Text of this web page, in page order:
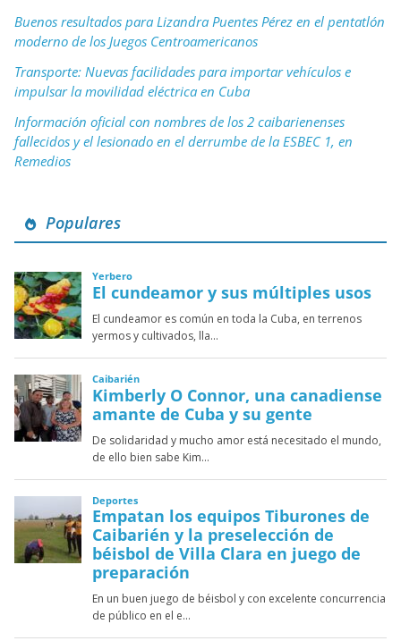
Buenos resultados para Lizandra Puentes Pérez en el pentatlón
moderno de los Juegos Centroamericanos
Transporte: Nuevas facilidades para importar vehículos e
impulsar la movilidad eléctrica en Cuba
Información oficial con nombres de los 2 caibarienenses
fallecidos y el lesionado en el derrumbe de la ESBEC 1, en
Remedios
Populares